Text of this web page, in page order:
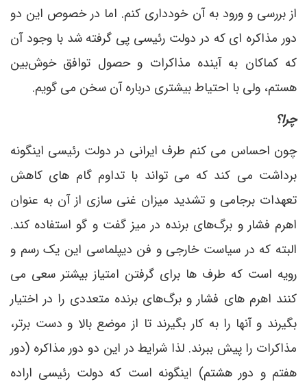
از بررسی و ورود به آن خودداری کنم. اما در خصوص این دو
دور مذاکره ای که در دولت رئیسی پی گرفته شد با وجود آن
که کماکان به آینده مذاکرات و حصول توافق خوش‌بین
هستم، ولی با احتیاط بیشتری درباره آن سخن می گویم.
چرا؟
چون احساس می کنم طرف ایرانی در دولت رئیسی اینگونه
برداشت می کند که می تواند با تداوم گام های کاهش
تعهدات برجامی و تشدید میزان غنی سازی از آن به عنوان
اهرم فشار و برگ‌های برنده در میز گفت و گو استفاده کند.
البته که در سیاست خارجی و فن دیپلماسی این یک رسم و
رویه است که طرف ها برای گرفتن امتیاز بیشتر سعی می
کنند اهرم های فشار و برگ‌های برنده متعددی را در اختیار
بگیرند و آنها را به کار بگیرند تا از موضع بالا و دست برتر،
مذاکرات را پیش ببرند. لذا شرایط در این دو دور مذاکره (دور
هفتم و دور هشتم) اینگونه است که دولت رئیسی اراده